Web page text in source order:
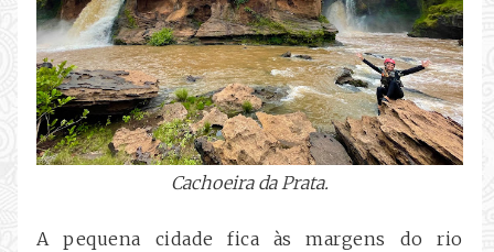
Cachoeira da Prata.
A pequena cidade fica às margens do rio